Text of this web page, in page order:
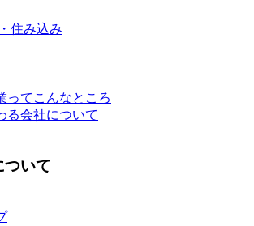
住み込み
ってこんなところ
る会社について
ついて